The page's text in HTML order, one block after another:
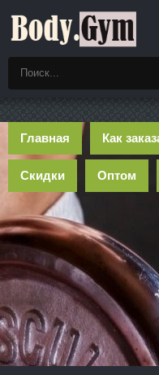
Главная Как
Скидки Оптом